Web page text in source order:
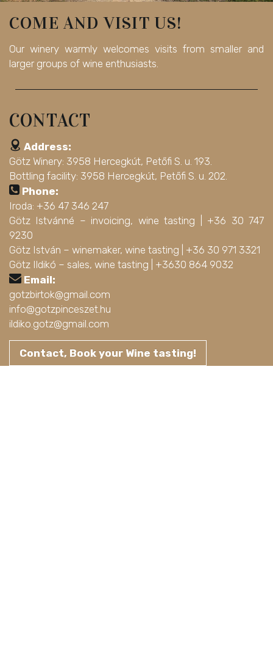
COME AND VISIT US!
Our winery warmly welcomes visits from smaller and
larger groups of wine enthusiasts.
CONTACT
Address:
Götz Winery: 3958 Hercegkút, Petőfi S. u. 193.
Bottling facility: 3958 Hercegkút, Petőfi S. u. 202.
Phone:
Iroda: +36 47 346 247
Götz Istvánné – invoicing, wine tasting | +36 30 747
9230
Götz István – winemaker, wine tasting | +36 30 971 3321
Götz Ildikó – sales, wine tasting | +3630 864 9032
Email:
gotzbirtok@gmail.com
info@gotzpinceszet.hu
ildiko.gotz@gmail.com
Contact, Book your Wine tasting!